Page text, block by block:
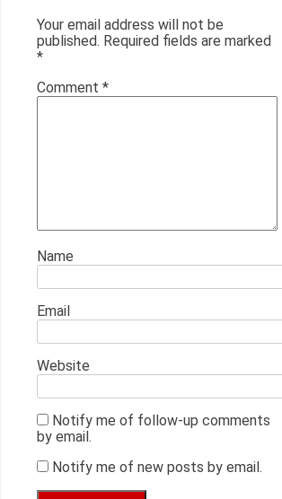
Your email address will not be
published. Required fields are marked
*
Comment *
Name
Email
Website
Notify me of follow-up comments
by email.
Notify me of new posts by email.